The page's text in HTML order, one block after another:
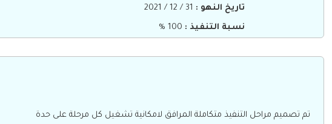
تاريخ النهو : 31 / 12 / 2021
نسبة التنفيذ : 100 %
تم تصميم مراحل التنفيذ متكاملة المرافق لامكانية تشغيل كل مرحلة على حدة